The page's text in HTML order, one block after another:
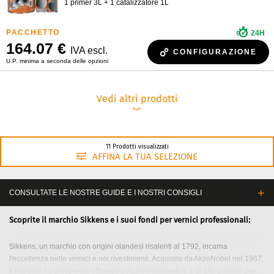
1 primer 3L + 1 catalizzatore 1L
164.07 € IVA escl.
U.P. minima a seconda delle opzioni
24H
CONFIGURAZIONE
Vedi altri prodotti
︾
11 Prodotti visualizzati
AFFINA LA TUA SELEZIONE
CONSULTATE LE NOSTRE GUIDE E I NOSTRI CONSIGLI
Scoprite il marchio Sikkens e i suoi fondi per vernici professionali:
Sikkens, un marchio con origini olandesi risalenti al 1792, incarna
l'eccellenza nelle vernici e nei rivestimenti. Acquisito da AkzoNobel nel 1967,